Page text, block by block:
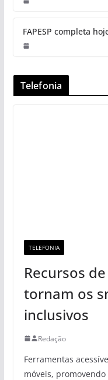
FAPESP completa
Telefonia
TELEFONIA
Recursos
tornam os
inclusivos
Redação
Ferramentas
móveis,